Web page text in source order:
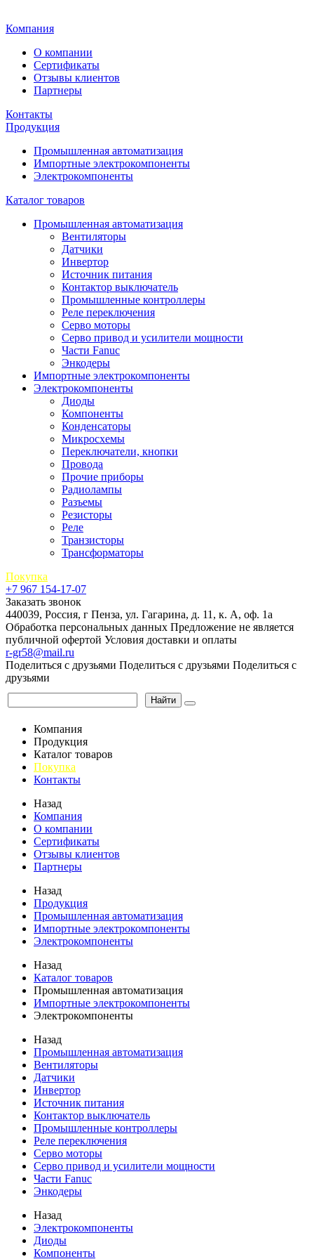
Компания
О компании
Сертификаты
Отзывы клиентов
Партнеры
Контакты
Продукция
Промышленная автоматизация
Импортные электрокомпоненты
Электрокомпоненты
Каталог товаров
Промышленная автоматизация
Вентиляторы
Датчики
Инвертор
Источник питания
Контактор выключатель
Промышленные контроллеры
Реле переключения
Серво моторы
Серво привод и усилители мощности
Части Fanuc
Энкодеры
Импортные электрокомпоненты
Электрокомпоненты
Диоды
Компоненты
Конденсаторы
Микросхемы
Переключатели, кнопки
Провода
Прочие приборы
Радиолампы
Разъемы
Резисторы
Реле
Транзисторы
Трансформаторы
Покупка
+7 967 154-17-07
Заказать звонок
440039, Россия, г Пенза, ул. Гагарина, д. 11, к. А, оф. 1а
Обработка персональных данных Предложение не является
публичной офертой Условия доставки и оплаты
r-gr58@mail.ru
Поделиться с друзьями Поделиться с друзьями Поделиться с
друзьями
Найти
Компания
Продукция
Каталог товаров
Покупка
Контакты
Назад
Компания
О компании
Сертификаты
Отзывы клиентов
Партнеры
Назад
Продукция
Промышленная автоматизация
Импортные электрокомпоненты
Электрокомпоненты
Назад
Каталог товаров
Промышленная автоматизация
Импортные электрокомпоненты
Электрокомпоненты
Назад
Промышленная автоматизация
Вентиляторы
Датчики
Инвертор
Источник питания
Контактор выключатель
Промышленные контроллеры
Реле переключения
Серво моторы
Серво привод и усилители мощности
Части Fanuc
Энкодеры
Назад
Электрокомпоненты
Диоды
Компоненты